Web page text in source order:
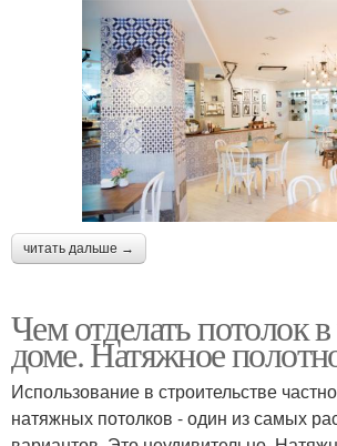
читать дальше →
Чем отделать потолок
доме. Натяжное
Использование в строительстве
натяжных потолков - один из самых